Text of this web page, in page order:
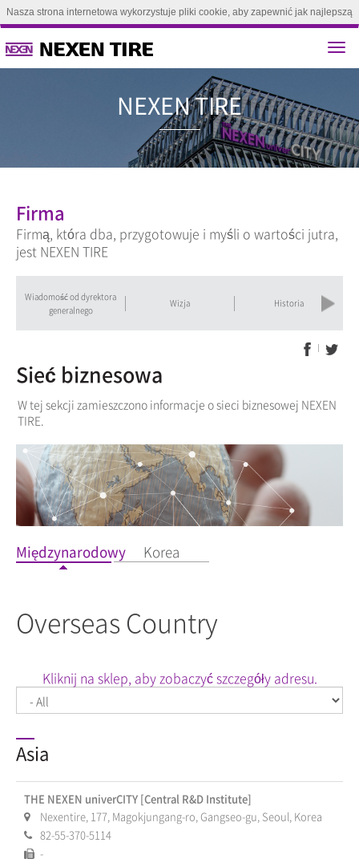
Nasza strona internetowa wykorzystuje pliki cookie, aby zapewnić jak najlepszą
NEXEN
Firma
Firmą, która dba, przygotowuje i myśli o wartości jutra,
jest NEXEN TIRE
Previous
Wiadomość od dyrektora
generalnego
Wizja Historia Next
Sieć biznesowa
W tej sekcji zamieszczono informacje o sieci biznesowej NEXEN
TIRE.
Międzynarodowy Korea
Overseas Country
Kliknij na sklep, aby zobaczyć szczegóły adresu.
Asia
THE NEXEN univerCITY [Central R&D Institute]
Nexentire, 177, Magokjungang-ro, Gangseo-gu, Seoul, Korea
82-55-370-5114
-